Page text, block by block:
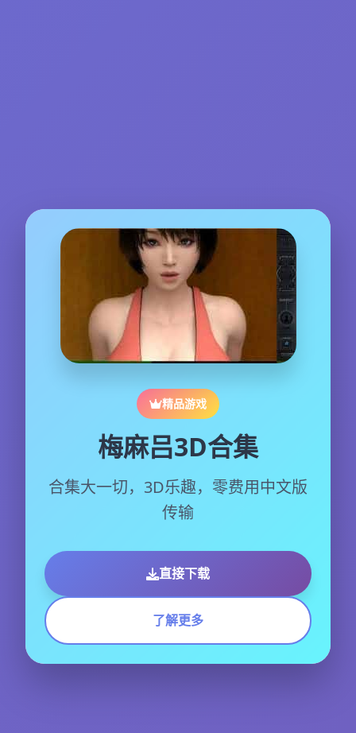
精品游戏
梅麻吕3D合集
合集大一切，3D乐趣，零费用中文版
传输
直接下载
了解更多